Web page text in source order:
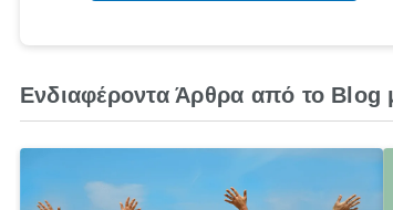
Ενδιαφέροντα Άρθρα από το Blog